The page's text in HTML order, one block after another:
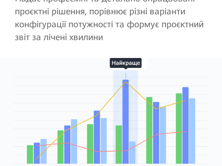
проєктні рішення, порівнює різні варіанти
конфігурації потужності та формує проєктний
звіт за лічені хвилини